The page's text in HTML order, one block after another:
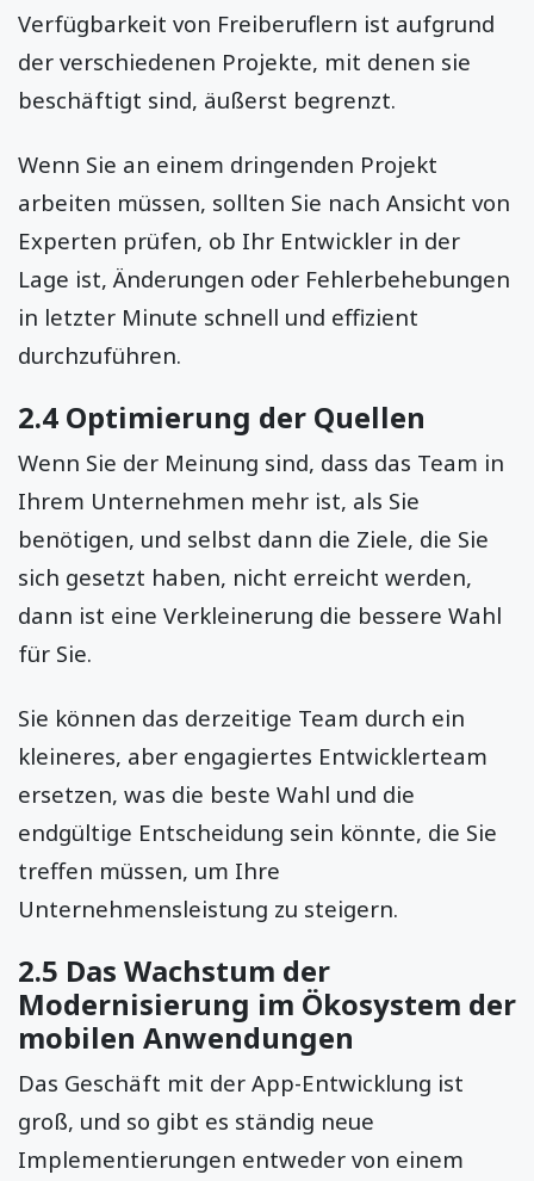
Verfügbarkeit von Freiberuflern ist aufgrund
der verschiedenen Projekte, mit denen sie
beschäftigt sind, äußerst begrenzt.
Wenn Sie an einem dringenden Projekt
arbeiten müssen, sollten Sie nach Ansicht von
Experten prüfen, ob Ihr Entwickler in der
Lage ist, Änderungen oder Fehlerbehebungen
in letzter Minute schnell und effizient
durchzuführen.
2.4 Optimierung der Quellen
Wenn Sie der Meinung sind, dass das Team in
Ihrem Unternehmen mehr ist, als Sie
benötigen, und selbst dann die Ziele, die Sie
sich gesetzt haben, nicht erreicht werden,
dann ist eine Verkleinerung die bessere Wahl
für Sie.
Sie können das derzeitige Team durch ein
kleineres, aber engagiertes Entwicklerteam
ersetzen, was die beste Wahl und die
endgültige Entscheidung sein könnte, die Sie
treffen müssen, um Ihre
Unternehmensleistung zu steigern.
2.5 Das Wachstum der
Modernisierung im Ökosystem der
mobilen Anwendungen
Das Geschäft mit der App-Entwicklung ist
groß, und so gibt es ständig neue
Implementierungen entweder von einem